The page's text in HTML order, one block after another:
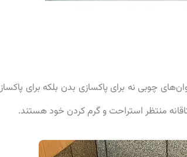
چوبی نه برای پاکسازی بدن بلکه برای
منتظر استراحت و گرم کردن خود هستند.